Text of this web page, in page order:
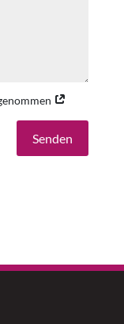
Senden